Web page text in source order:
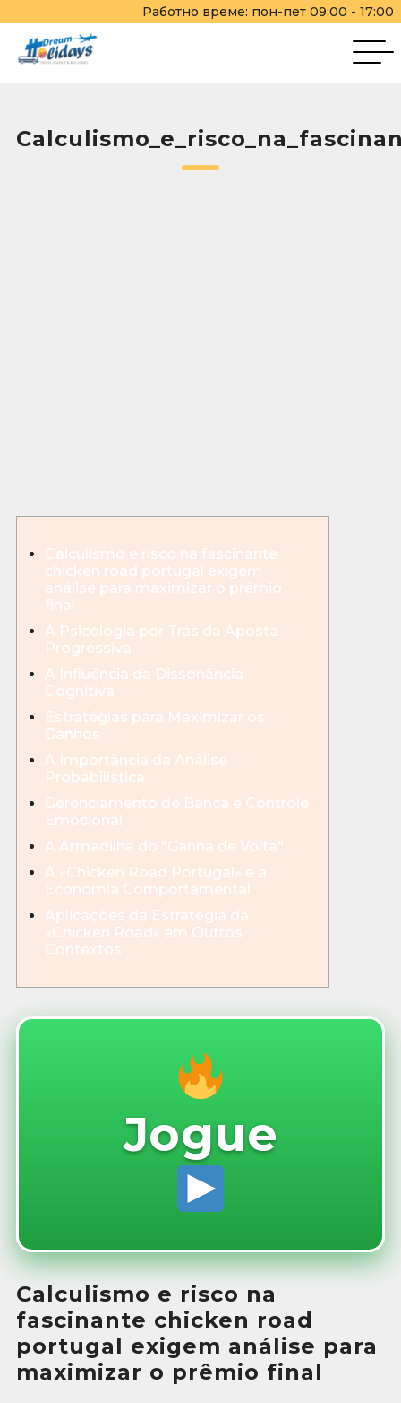
Работно време: пон-пет 09:00 - 17:00
Calculismo e risco na fascinante
chicken road portugal exigem
análise para maximizar o prêmio
final
A Psicologia por Trás da Aposta
Progressiva
A Influência da Dissonância
Cognitiva
Estratégias para Maximizar os
Ganhos
A Importância da Análise
Probabilística
Gerenciamento de Banca e Controle
Emocional
A Armadilha do "Ganha de Volta"
A «Chicken Road Portugal» e a
Economia Comportamental
Aplicações da Estratégia da
«Chicken Road» em Outros
Contextos
Jogue
Calculismo e risco na
fascinante chicken road
portugal exigem análise para
maximizar o prêmio final